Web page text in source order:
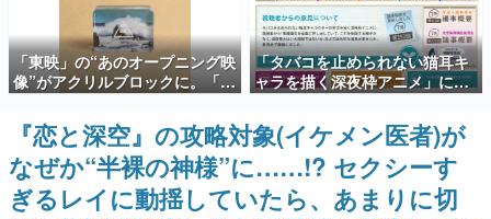
殿堂入り記事
SNS拡散数が数千以上！ ページビュー数万以上！ などな
ど。多くの人々に読まれた、電ファミ渾身の“殿堂入り”記
事をまとめました。
ゲームの企画書
名作ゲームクリエイターの方々に製作時のエピソードをお
聞きし、ヒットする企画（ゲーム）とは何か？を探ってい
きます。
ダム・カム』開発元やチェコの
プロ野球選手から称賛の声
「東映」の“あのオープニング映
像”がアクリルブロックに。「東
映ヒストリカル グッズコレクシ
ョン」が8月下旬より発売
「タバコを止められない猫耳キ
ャラを描く深夜枠アニメ」に視
聴者の一部から批判意見。違法
薬物の使用と思しき描写も含め
て、BPOが議論を交わす
『恋と深空』の攻略対象(イケメン医者)が
なぜか“半裸の神様”に……!? セクシーす
ぎるレイに動揺していたら、あまりに切